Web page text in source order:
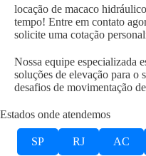
locação de macaco
tempo! Entre em contato
solicite uma cotação
Nossa equipe especializada
soluções de elevação para o
desafios de movimentação
Estados onde atendemos
SP RJ AC